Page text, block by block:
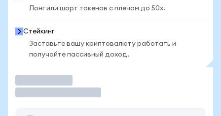
Лонг или шорт токенов с плечом до 50x.
Стейкинг
Заставьте вашу криптовалюту работать и
получайте пассивный доход.